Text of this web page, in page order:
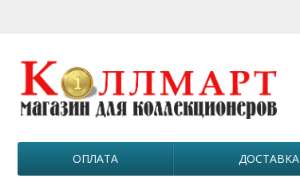
ОПЛАТА ДОСТАВКА